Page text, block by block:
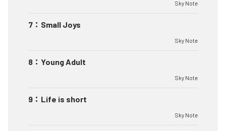
Sky Note
7 ： Small Joys
Sky Note
8 ： Young Adult
Sky Note
9 ： Life is short
Sky Note